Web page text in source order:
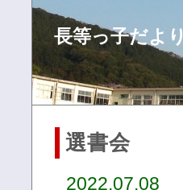
長等っ子だより
選書会
2022.07.08